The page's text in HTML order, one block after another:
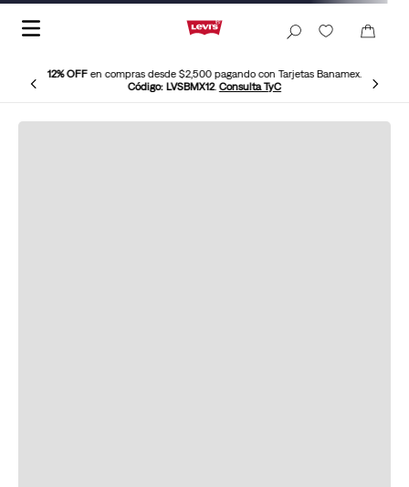
12% OFFen compras desde $2,500 pagando con Tarjetas Banamex.
Código: LVSBMX12. Consulta TyC